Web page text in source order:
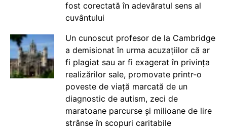
fost corectată în adevăratul sens al
cuvântului
Un cunoscut profesor de la Cambridge
a demisionat în urma acuzațiilor că ar
fi plagiat sau ar fi exagerat în privința
realizărilor sale, promovate printr-o
poveste de viață marcată de un
diagnostic de autism, zeci de
maratoane parcurse și milioane de lire
strânse în scopuri caritabile